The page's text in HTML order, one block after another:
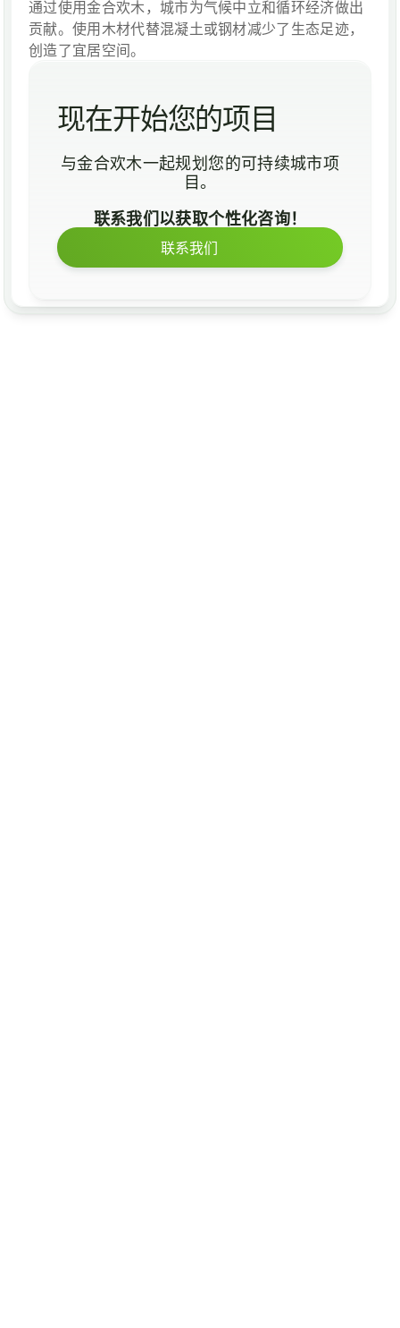
通过使用金合欢木，城市为气候中立和循环经济做出
贡献。使用木材代替混凝土或钢材减少了生态足迹，
创造了宜居空间。
现在开始您的项目
与金合欢木一起规划您的可持续城市项
目。
联系我们以获取个性化咨询！
联系我们